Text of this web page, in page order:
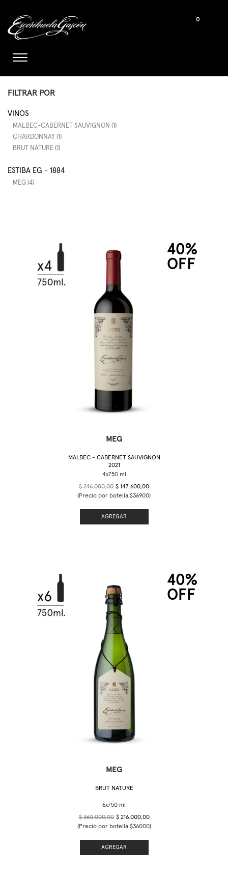
0
FILTRAR POR
VINOS
MALBEC-CABERNET SAUVIGNON (1)
CHARDONNAY (1)
BRUT NATURE (1)
ESTIBA EG - 1884
MEG (4)
40%
OFF
MEG
MALBEC - CABERNET SAUVIGNON
2021
$ 246.000,00 $ 147.600,00
(Precio por botella $36900)
AGREGAR
40%
OFF
MEG
BRUT NATURE
$ 360.000,00 $ 216.000,00
(Precio por botella $36000)
AGREGAR